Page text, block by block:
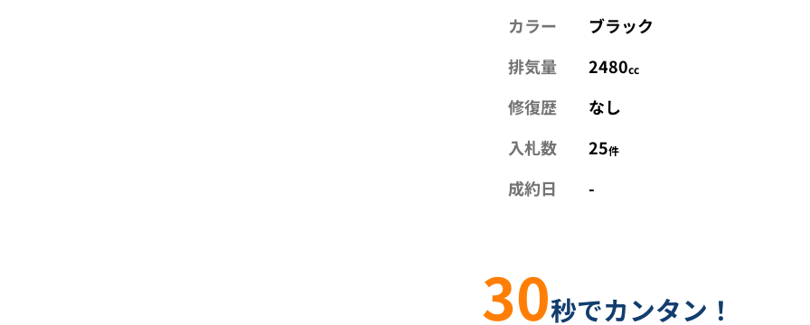
カラー
ブラック
排気量
2480cc
修復歴
なし
入札数
25件
成約日 -
30秒でカンタン！